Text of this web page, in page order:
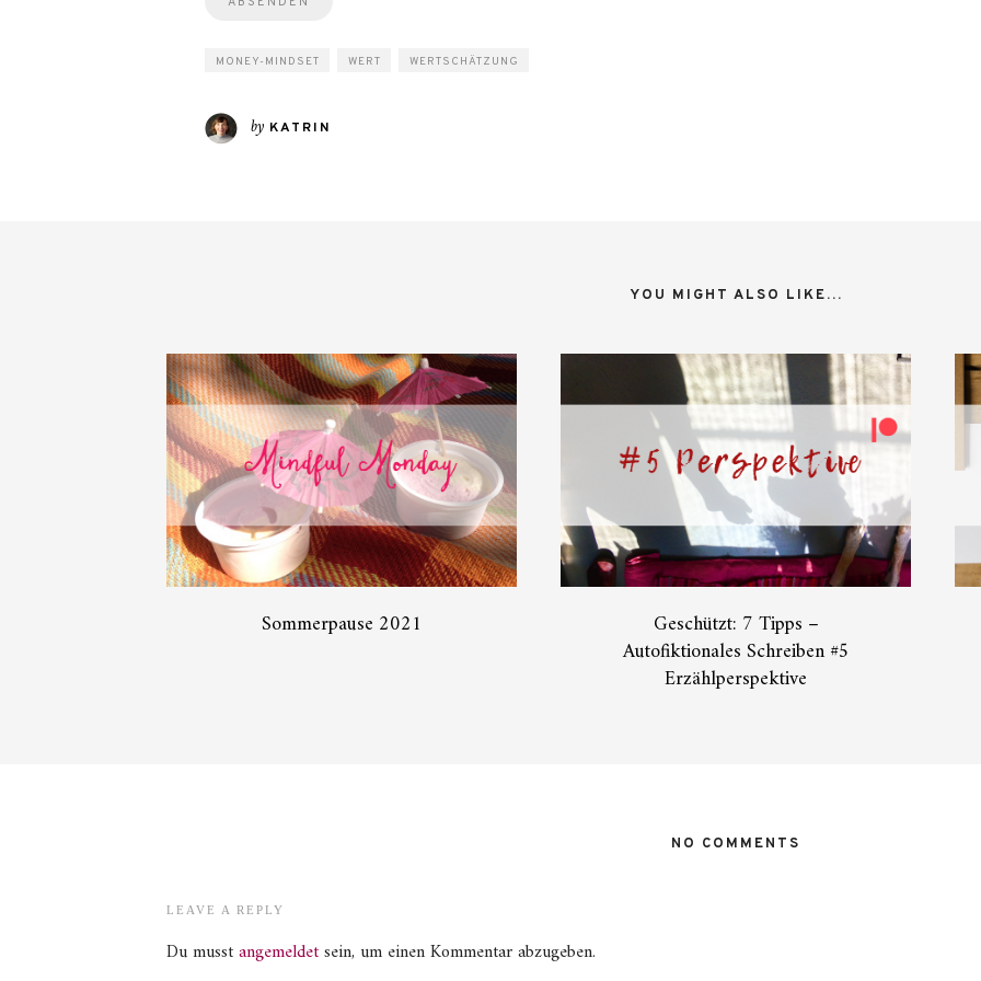
MONEY-MINDSET WERT WERTSCHÄTZUNG
by KATRIN
YOU MIGHT ALSO LIKE...
Sommerpause 2021
Geschützt: 7 Tipps –
Autofiktionales Schreiben #5
Erzählperspektive
NO COMMENTS
LEAVE A REPLY
Du musstangemeldetsein, um einen Kommentar abzugeben.